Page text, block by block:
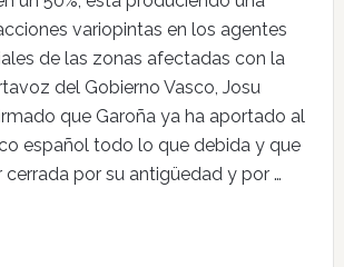
variopintas en los agentes
de las zonas afectadas con la
del Gobierno Vasco, Josu
que Garoña ya ha aportado al
español todo lo que debida y que
por su antigüedad y por …